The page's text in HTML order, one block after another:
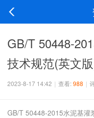
GB/T 50448-
技术规范(英文
2023-8-17 14:42 | 查看:988 |
GB/T 50448-2015水泥基灌